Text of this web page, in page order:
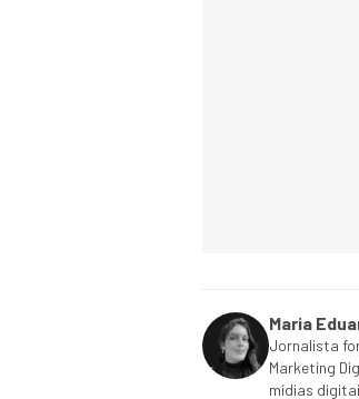
Maria
Jornalista
Marketing
mídias